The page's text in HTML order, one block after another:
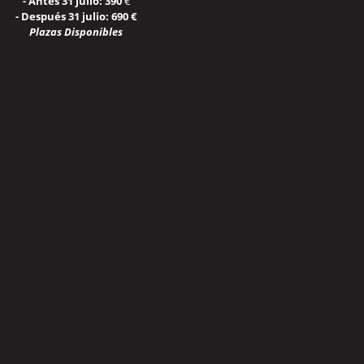
- Después 31 julio: 690 €
Plazas Disponibles